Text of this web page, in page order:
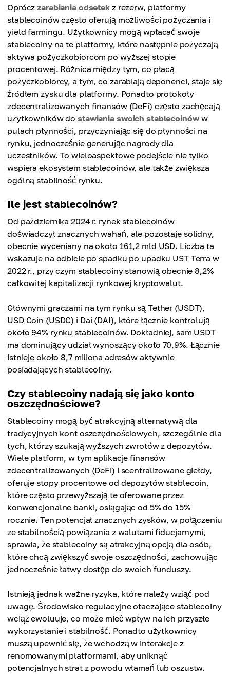
Opróczzarabiania odsetek z rezerw, platformy
stablecoinów często oferują możliwości pożyczania i
yield farmingu. Użytkownicy mogą wpłacać swoje
stablecoiny na te platformy, które następnie pożyczają
aktywa pożyczkobiorcom po wyższej stopie
procentowej. Różnica między tym, co płacą
pożyczkobiorcy, a tym, co zarabiają deponenci, staje się
źródłem zysku dla platformy. Ponadto protokoły
zdecentralizowanych finansów (DeFi) często zachęcają
użytkowników dostawiania swoich stablecoinóww
pulach płynności, przyczyniając się do płynności na
rynku, jednocześnie generując nagrody dla
uczestników. To wieloaspektowe podejście nie tylko
wspiera ekosystem stablecoinów, ale także zwiększa
ogólną stabilność rynku.
Ile jest stablecoinów?
Od października 2024 r. rynek stablecoinów
doświadczył znacznych wahań, ale pozostaje solidny,
obecnie wyceniany na około 161,2 mld USD. Liczba ta
wskazuje na odbicie po spadku po upadku UST Terra w
2022 r., przy czym stablecoiny stanowią obecnie 8,2%
całkowitej kapitalizacji rynkowej kryptowalut.
Głównymi graczami na tym rynku są Tether (USDT),
USD Coin (USDC) i Dai (DAI), które łącznie kontrolują
około 94% rynku stablecoinów. Dokładniej, sam USDT
ma dominujący udział wynoszący około 70,9%. Łącznie
istnieje około 8,7 miliona adresów aktywnie
posiadających stablecoiny.
Czy stablecoiny nadają się jako konto
oszczędnościowe?
Stablecoiny mogą być atrakcyjną alternatywą dla
tradycyjnych kont oszczędnościowych, szczególnie dla
tych, którzy szukają wyższych zwrotów z depozytów.
Wiele platform, w tym aplikacje finansów
zdecentralizowanych (DeFi) i scentralizowane giełdy,
oferuje stopy procentowe od depozytów stablecoin,
które często przewyższają te oferowane przez
konwencjonalne banki, osiągając od 5% do 15%
rocznie. Ten potencjał znacznych zysków, w połączeniu
ze stabilnością powiązania z walutami fiducjarnymi,
sprawia, że ​​stablecoiny są atrakcyjną opcją dla osób,
które chcą zwiększyć swoje oszczędności, zachowując
jednocześnie łatwy dostęp do swoich funduszy.
Istnieją jednak ważne ryzyka, które należy wziąć pod
uwagę. Środowisko regulacyjne otaczające stablecoiny
wciąż ewoluuje, co może mieć wpływ na ich przyszłe
wykorzystanie i stabilność. Ponadto użytkownicy
muszą upewnić się, że wchodzą w interakcje z
renomowanymi platformami, aby uniknąć
potencjalnych strat z powodu włamań lub oszustw.